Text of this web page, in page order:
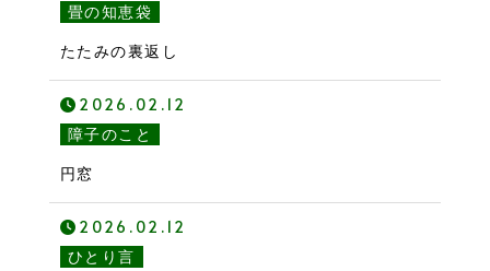
畳の知恵袋
たたみの裏返し
2026.02.12
障子のこと
円窓
2026.02.12
ひとり言